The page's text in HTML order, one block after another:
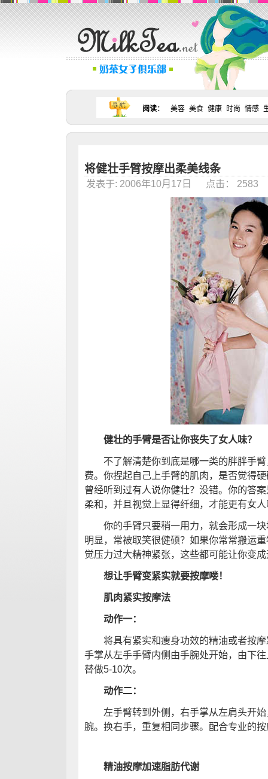
阅读： 美容 美食 健康 时尚 情感
将健壮手臂按摩出柔美线条
发表于: 2006年10月17日 点击： 2583
健壮的手臂是否让你丧失了女人味？
不了解清楚你到底是哪一类的胖胖手臂
费。你捏起自己上手臂的肌肉，是否觉得
曾经听到过有人说你健壮？没错。你的答
柔和，并且视觉上显得纤细，才能更有女
你的手臂只要稍一用力，就会形成一块
明显，常被取笑很健硕？如果你常常搬运
觉压力过大精神紧张，这些都可能让你变
想让手臂变紧实就要按摩喽！
肌肉紧实按摩法
动作一：
将具有紧实和瘦身功效的精油或者按摩
手掌从左手手臂内侧由手腕处开始，由下
替做5-10次。
动作二：
左手臂转到外侧，右手掌从左肩头开始
腕。换右手，重复相同步骤。配合专业的
精油按摩加速脂肪代谢